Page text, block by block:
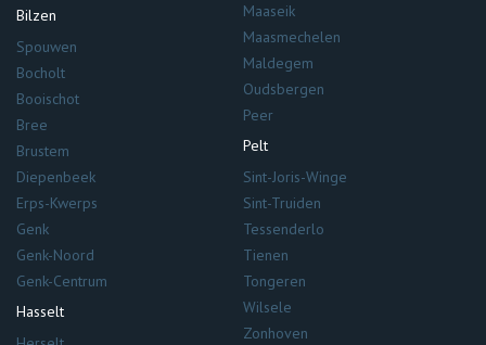
Bilzen
Spouwen
Bocholt
Booischot
Bree
Brustem
Diepenbeek
Erps-Kwerps
Genk
Genk-Noord
Genk-Centrum
Hasselt
Maaseik
Maasmechelen
Maldegem
Oudsbergen
Peer
Pelt
Sint-Joris-Winge
Sint-Truiden
Tessenderlo
Tienen
Tongeren
Wilsele
Zonhoven